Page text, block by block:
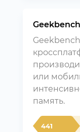
или
память.
441